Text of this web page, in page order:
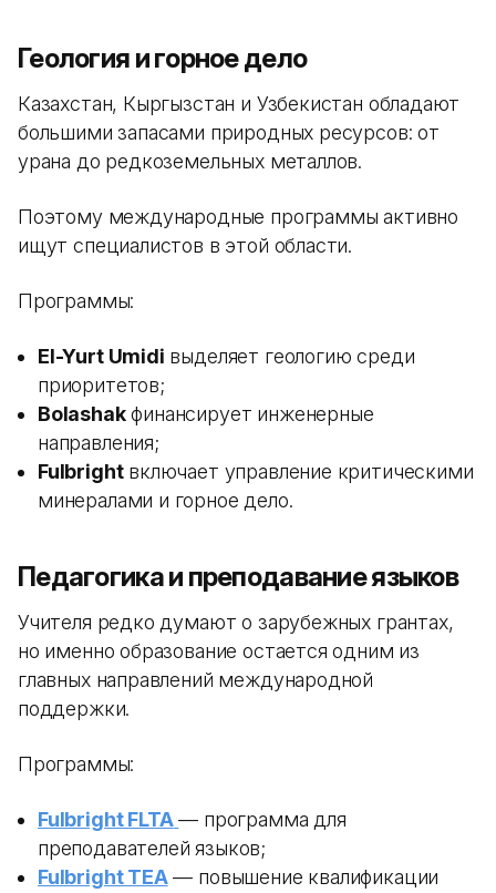
Геология и горное дело
Казахстан, Кыргызстан и Узбекистан обладают
большими запасами природных ресурсов: от
урана до редкоземельных металлов.
Поэтому международные программы активно
ищут специалистов в этой области.
Программы:
El-Yurt Umidi выделяет геологию среди
приоритетов;
Bolashakфинансирует инженерные
направления;
Fulbrightвключает управление критическими
минералами и горное дело.
Педагогика и преподавание языков
Учителя редко думают о зарубежных грантах,
но именно образование остается одним из
главных направлений международной
поддержки.
Программы:
Fulbright FLTA — программа для
преподавателей языков;
Fulbright TEA— повышение квалификации